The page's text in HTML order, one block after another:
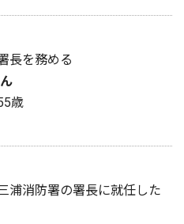
長を務める
歳
浦消防署の署長に就任した